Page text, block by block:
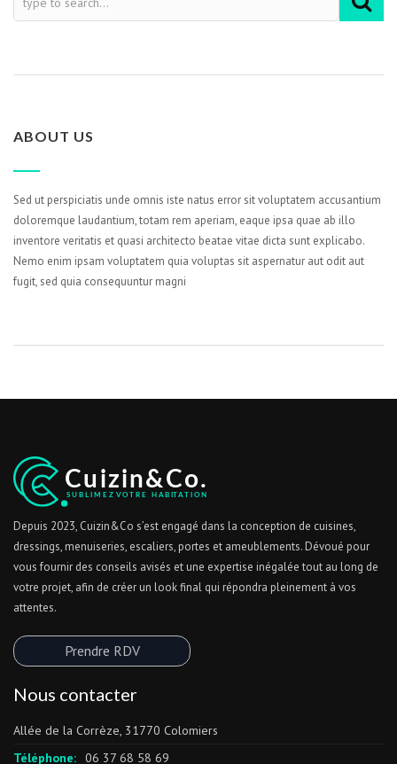
ABOUT US
Sed ut perspiciatis unde omnis iste natus error sit voluptatem accusantium
doloremque laudantium, totam rem aperiam, eaque ipsa quae ab illo
inventore veritatis et quasi architecto beatae vitae dicta sunt explicabo.
Nemo enim ipsam voluptatem quia voluptas sit aspernatur aut odit aut
fugit, sed quia consequuntur magni
Depuis 2023, Cuizin&Co s’est engagé dans la conception de cuisines,
dressings, menuiseries, escaliers, portes et ameublements. Dévoué pour
vous fournir des conseils avisés et une expertise inégalée tout au long de
votre projet, afin de créer un look final qui répondra pleinement à vos
attentes.
Prendre RDV
Nous contacter
Allée de la Corrèze, 31770 Colomiers
Téléphone: 06 37 68 58 69